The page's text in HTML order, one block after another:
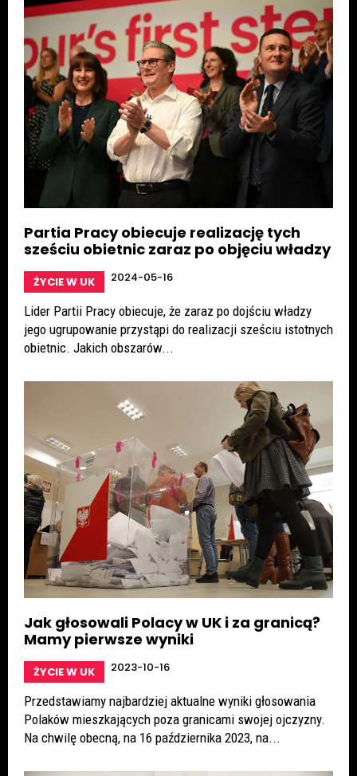
Partia Pracy obiecuje realizację tych
sześciu obietnic zaraz po objęciu władzy
ŻYCIE W UK 2024-05-16
Lider Partii Pracy obiecuje, że zaraz po dojściu władzy
jego ugrupowanie przystąpi do realizacji sześciu istotnych
obietnic. Jakich obszarów...
Jak głosowali Polacy w UK i za granicą?
Mamy pierwsze wyniki
ŻYCIE W UK 2023-10-16
Przedstawiamy najbardziej aktualne wyniki głosowania
Polaków mieszkających poza granicami swojej ojczyzny.
Na chwilę obecną, na 16 października 2023, na...